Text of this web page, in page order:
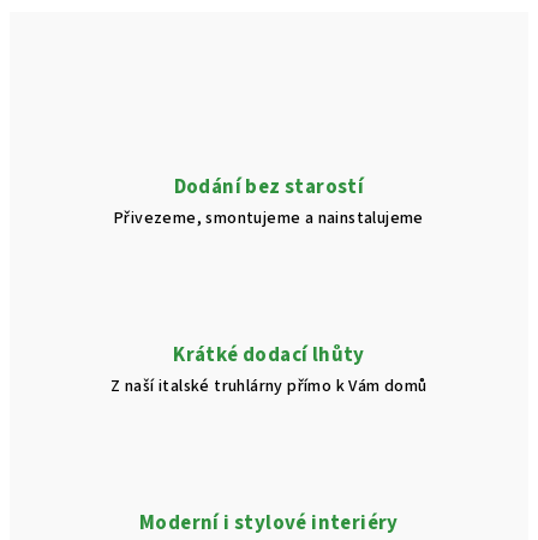
k
y
s
u
Dodání bez starostí
Přivezeme, smontujeme a nainstalujeme
Krátké dodací lhůty
Z naší italské truhlárny přímo k Vám domů
Moderní i stylové interiéry